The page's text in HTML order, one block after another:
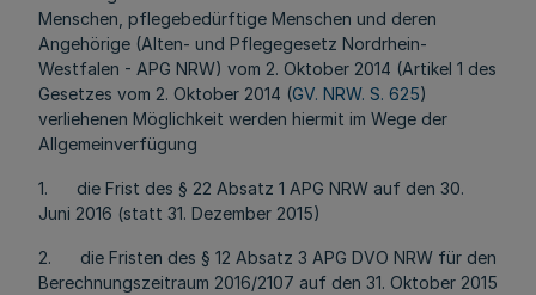
Menschen, pflegebedürftige Menschen und deren
Angehörige (Alten- und Pflegegesetz Nordrhein-
Westfalen - APG NRW) vom 2. Oktober 2014 (Artikel 1 des
Gesetzes vom 2. Oktober 2014 (GV. NRW. S. 625)
verliehenen Möglichkeit werden hiermit im Wege der
Allgemeinverfügung
1. die Frist des § 22 Absatz 1 APG NRW auf den 30.
Juni 2016 (statt 31. Dezember 2015)
2. die Fristen des § 12 Absatz 3 APG DVO NRW für den
Berechnungszeitraum 2016/2107 auf den 31. Oktober 2015